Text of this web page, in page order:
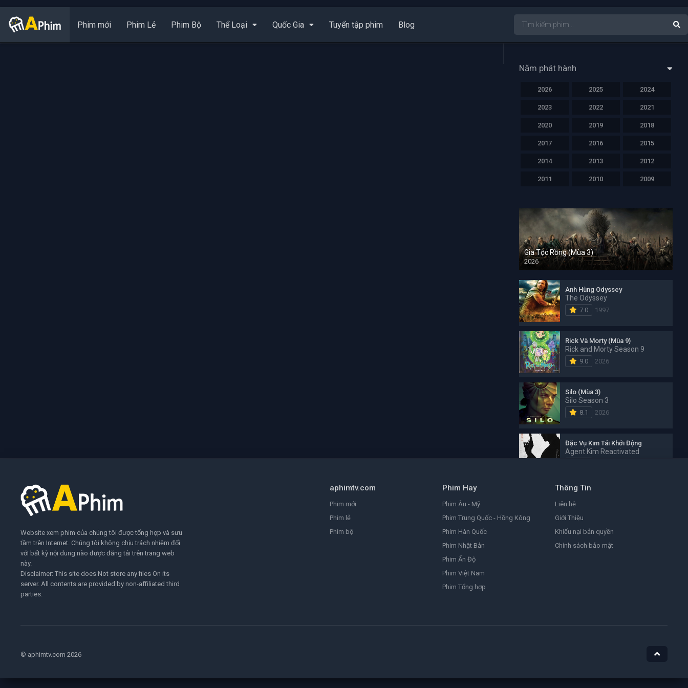
Phim mới Phim Lẻ Phim Bộ Thể Loại Quốc Gia Tuyển tập phim Blog
Năm phát hành
2026 2025 2024
2023 2022 2021
2020 2019 2018
2017 2016 2015
2014 2013 2012
2011 2010 2009
Gia Tộc Rồng (Mùa 3)
2026
Anh Hùng Odyssey
The Odyssey
7.0 1997
Rick Và Morty (Mùa 9)
Rick and Morty Season 9
9.0 2026
Silo (Mùa 3)
Silo Season 3
8.1 2026
Đặc Vụ Kim Tái Khởi Động
Agent Kim Reactivated
Đảo Hải Tặc
One Piece
9.0
Ám Ảnh
aphimtv.com
Phim mới
Phim lẻ
Phim bộ
Phim Hay
Phim Âu - Mỹ
Phim Trung Quốc - Hồng Kông
Phim Hàn Quốc
Phim Nhật Bản
Phim Ấn Độ
Phim Việt Nam
Phim Tổng hợp
Thông Tin
Liên hệ
Giới Thiệu
Khiếu nại bản quyền
Chính sách bảo mật
Website xem phim của chúng tôi được tổng hợp và sưu
tầm trên Internet. Chúng tôi không chịu trách nhiệm đối
với bất kỳ nội dung nào được đăng tải trên trang web
này.
Disclaimer: This site does Not store any files On its
server. All contents are provided by non-affiliated third
parties.
© aphimtv.com 2026